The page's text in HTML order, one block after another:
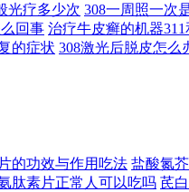
光疗多少次 308一周照一次
回事 治疗牛皮癣的机器
的症状 308激光后脱皮怎么
的功效与作用吃法 盐酸氮
肽素片正常人可以吃吗 芪